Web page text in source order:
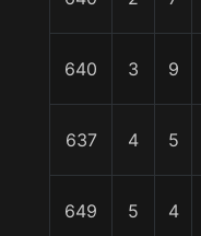
640 3 9
637 4 5
649 5 4